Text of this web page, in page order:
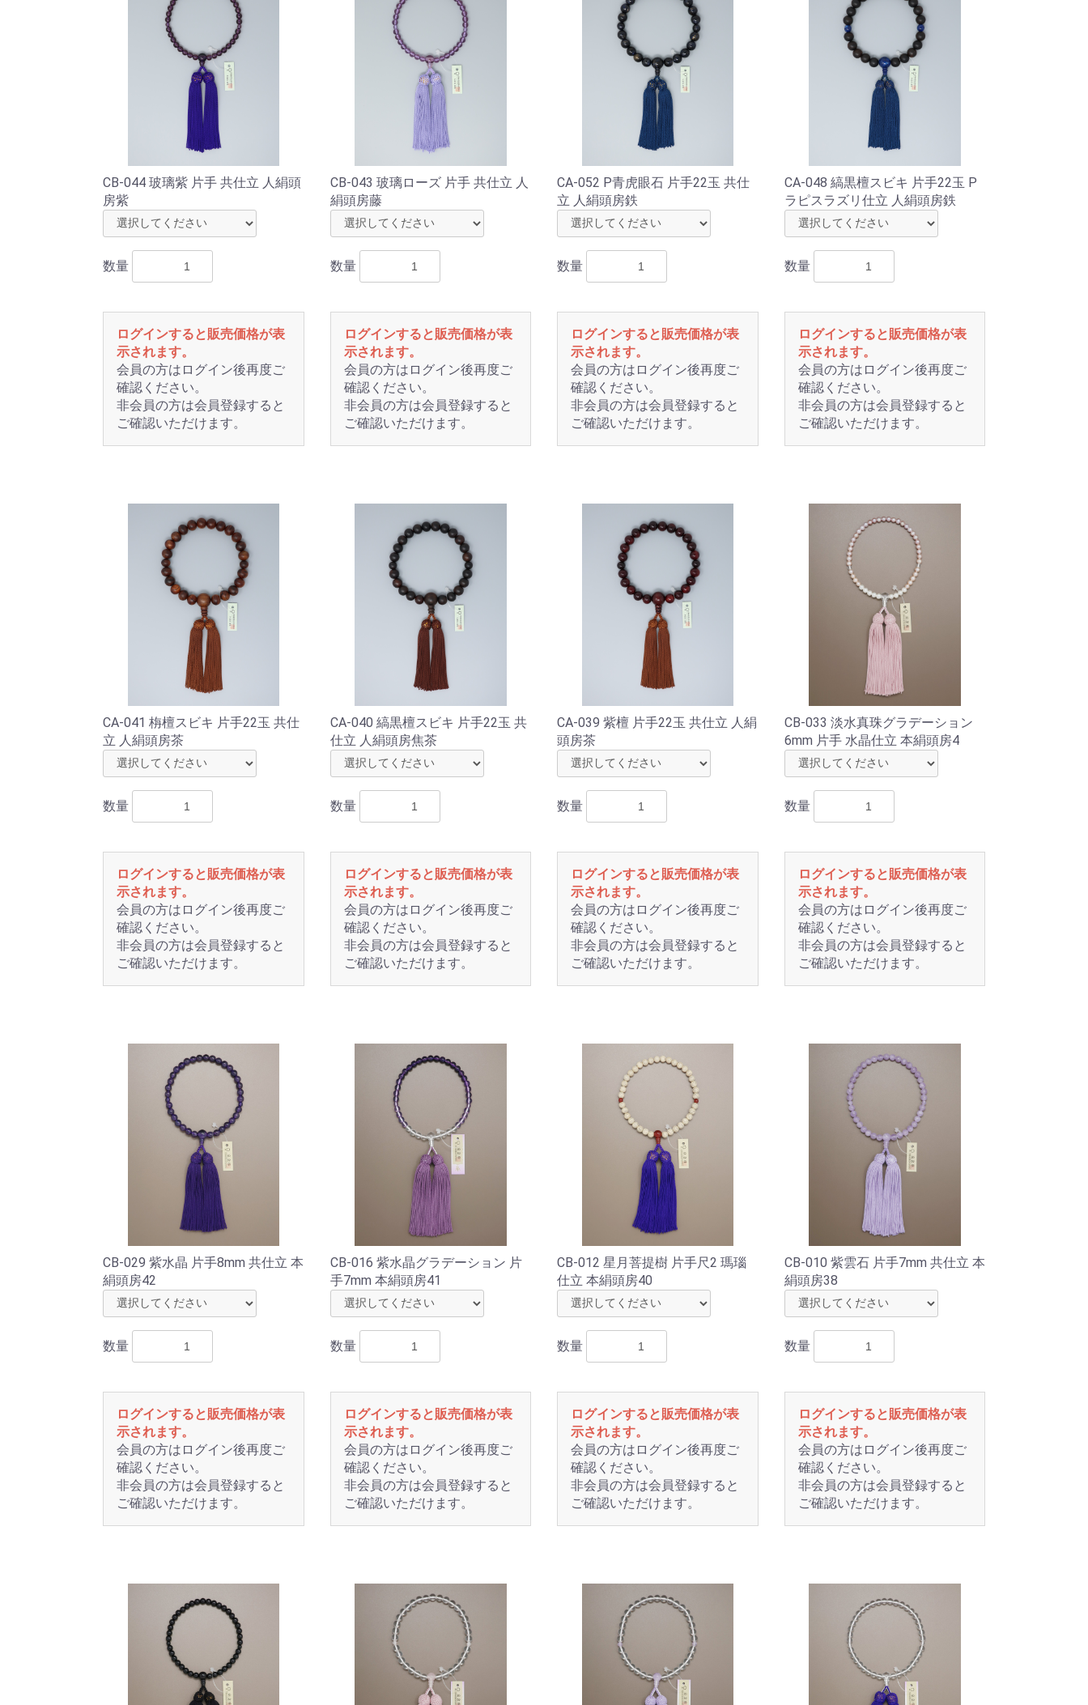
CB-044 玻璃紫 片手 共仕立 人絹頭
房紫
数量
ログインすると販売価格が表
示されます。
会員の方はログイン後再度ご
確認ください。
非会員の方は会員登録すると
ご確認いただけます。
CB-043 玻璃ローズ 片手 共仕立 人
絹頭房藤
数量
ログインすると販売価格が表
示されます。
会員の方はログイン後再度ご
確認ください。
非会員の方は会員登録すると
ご確認いただけます。
CA-052 P青虎眼石 片手22玉 共仕
立 人絹頭房鉄
数量
ログインすると販売価格が表
示されます。
会員の方はログイン後再度ご
確認ください。
非会員の方は会員登録すると
ご確認いただけます。
CA-048 縞黒檀スビキ 片手22玉 P
ラピスラズリ仕立 人絹頭房鉄
数量
ログインすると販売価格が表
示されます。
会員の方はログイン後再度ご
確認ください。
非会員の方は会員登録すると
ご確認いただけます。
CA-041 栴檀スビキ 片手22玉 共仕
立 人絹頭房茶
数量
ログインすると販売価格が表
示されます。
会員の方はログイン後再度ご
確認ください。
非会員の方は会員登録すると
ご確認いただけます。
CA-040 縞黒檀スビキ 片手22玉 共
仕立 人絹頭房焦茶
数量
ログインすると販売価格が表
示されます。
会員の方はログイン後再度ご
確認ください。
非会員の方は会員登録すると
ご確認いただけます。
CA-039 紫檀 片手22玉 共仕立 人絹
頭房茶
数量
ログインすると販売価格が表
示されます。
会員の方はログイン後再度ご
確認ください。
非会員の方は会員登録すると
ご確認いただけます。
CB-033 淡水真珠グラデーション
6mm 片手 水晶仕立 本絹頭房4
数量
ログインすると販売価格が表
示されます。
会員の方はログイン後再度ご
確認ください。
非会員の方は会員登録すると
ご確認いただけます。
CB-029 紫水晶 片手8mm 共仕立 本
絹頭房42
数量
ログインすると販売価格が表
示されます。
会員の方はログイン後再度ご
確認ください。
非会員の方は会員登録すると
ご確認いただけます。
CB-016 紫水晶グラデーション 片
手7mm 本絹頭房41
数量
ログインすると販売価格が表
示されます。
会員の方はログイン後再度ご
確認ください。
非会員の方は会員登録すると
ご確認いただけます。
CB-012 星月菩提樹 片手尺2 瑪瑙
仕立 本絹頭房40
数量
ログインすると販売価格が表
示されます。
会員の方はログイン後再度ご
確認ください。
非会員の方は会員登録すると
ご確認いただけます。
CB-010 紫雲石 片手7mm 共仕立 本
絹頭房38
数量
ログインすると販売価格が表
示されます。
会員の方はログイン後再度ご
確認ください。
非会員の方は会員登録すると
ご確認いただけます。
お買い物を続ける